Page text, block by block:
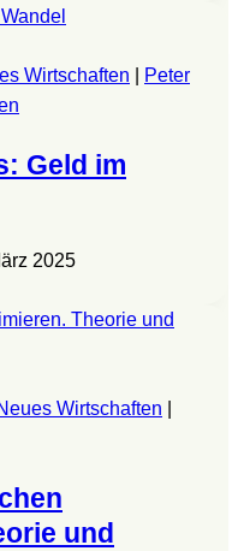
Wirtschaften
Peter
Geld im
2025
Wirtschaften
und